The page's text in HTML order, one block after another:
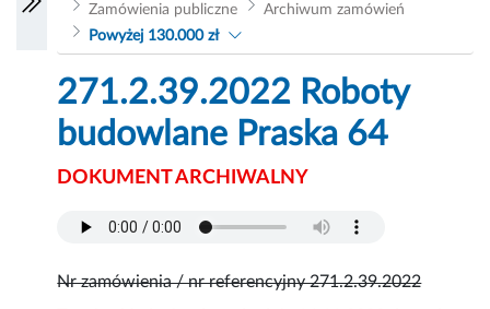
Zamówienia publiczne
Archiwum zamówień
Powyżej 130.000 zł
271.2.39.2022 Roboty
budowlane Praska 64
DOKUMENT ARCHIWALNY
Nr zamówienia / nr referencyjny 271.2.39.2022